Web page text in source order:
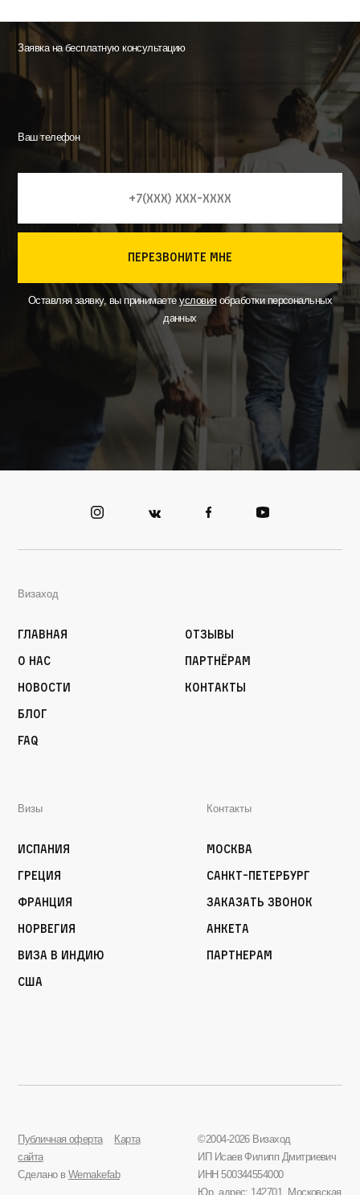
Заявка на бесплатную консультацию
Ваш телефон
перезвоните мне
Оставляя заявку, вы принимаетеусловияобработки персональных
данных
Визаход
Главная
О нас
Новости
Блог
FAQ
Отзывы
Партнёрам
Контакты
Визы
Испания
Греция
Франция
Норвегия
Виза в Индию
США
Контакты
Москва
Санкт-Петербург
Заказать звонок
Анкета
Партнерам
Публичная оферта
Карта
сайта
Сделано в Wemakefab
©2004-2026 Визаход
ИП Исаев Филипп Дмитриевич
ИНН 500344554000
Юр. адрес: 142701, Московская